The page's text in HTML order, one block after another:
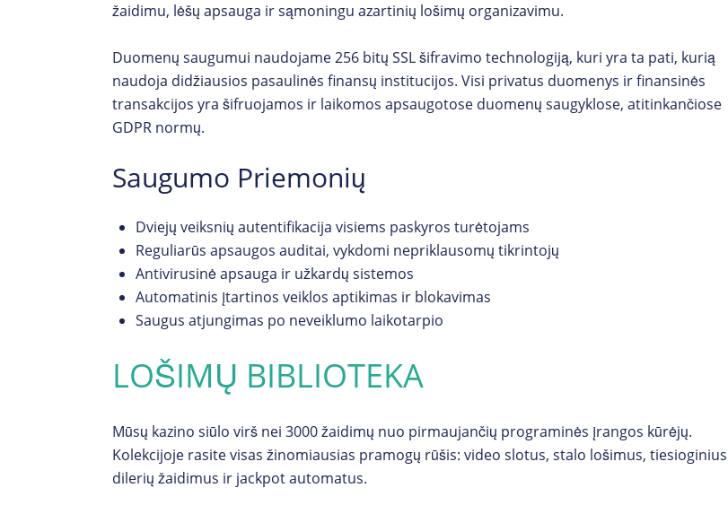
žaidimu, lėšų apsauga ir sąmoningu azartinių lošimų organizavimu.
Duomenų saugumui naudojame 256 bitų SSL šifravimo technologiją, kuri yra ta pati, kurią
naudoja didžiausios pasaulinės finansų institucijos. Visi privatus duomenys ir finansinės
transakcijos yra šifruojamos ir laikomos apsaugotose duomenų saugyklose, atitinkančiose
GDPR normų.
Saugumo Priemonių
Dviejų veiksnių autentifikacija visiems paskyros turėtojams
Reguliarūs apsaugos auditai, vykdomi nepriklausomų tikrintojų
Antivirusinė apsauga ir užkardų sistemos
Automatinis įtartinos veiklos aptikimas ir blokavimas
Saugus atjungimas po neveiklumo laikotarpio
LOŠIMŲ BIBLIOTEKA
Mūsų kazino siūlo virš nei 3000 žaidimų nuo pirmaujančių programinės įrangos kūrėjų.
Kolekcijoje rasite visas žinomiausias pramogų rūšis: video slotus, stalo lošimus, tiesioginius
dilerių žaidimus ir jackpot automatus.